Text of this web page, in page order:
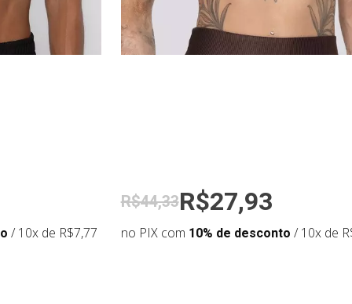
/ 10x de R$7,77
R$44,33R$27,93
no PIX com 10% de desconto / 10x de